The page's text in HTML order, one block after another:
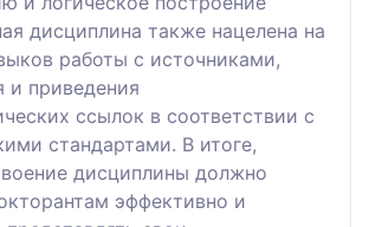
дисциплина также нацелена на
работы с источниками,
и приведения
ссылок в соответствии с
стандартами. В итоге,
дисциплины должно
эффективно и